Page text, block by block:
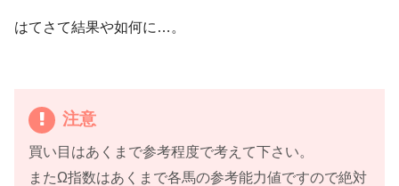
はてさて結果や如何に…。
注意
買い目はあくまで参考程度で考えて下さい。
またΩ指数はあくまで各馬の参考能力値ですので絶対